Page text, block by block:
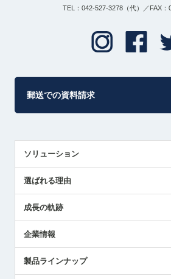
TEL：042-527-3278（代）／FAX：
郵送での資料請求
ソリューション
解決策提案
選ばれる理由
成長の軌跡
企業情報
ごあいさつ
製品ラインナップ